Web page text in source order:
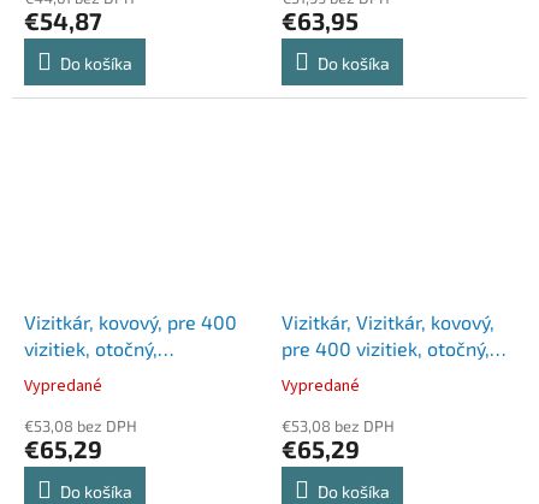
€54,87
Do košíka
€63,95
Do košíka
Vizitkár, kovový, pre 400
vizitiek, otočný,
horizontálny, DURABLE
"VISIFIX®", čierna
Vypredané
€53,08 bez DPH
€65,29
Do košíka
Vizitkár, Vizitkár, kovový,
pre 400 vizitiek, otočný,
horizontálny, DURABLE
"VISIFIX®", strieborná
Vypredané
€53,08 bez DPH
€65,29
Do košíka